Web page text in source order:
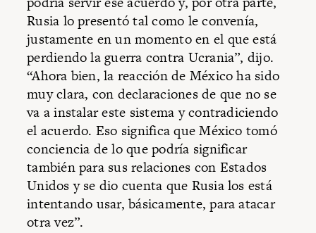
Rusia lo presentó tal como le convenía,
justamente en un momento en el que está
perdiendo la guerra contra Ucrania”, dijo.
“Ahora bien, la reacción de México ha sido
muy clara, con declaraciones de que no se
va a instalar este sistema y contradiciendo
el acuerdo. Eso significa que México tomó
conciencia de lo que podría significar
también para sus relaciones con Estados
Unidos y se dio cuenta que Rusia los está
intentando usar, básicamente, para atacar
otra vez”.